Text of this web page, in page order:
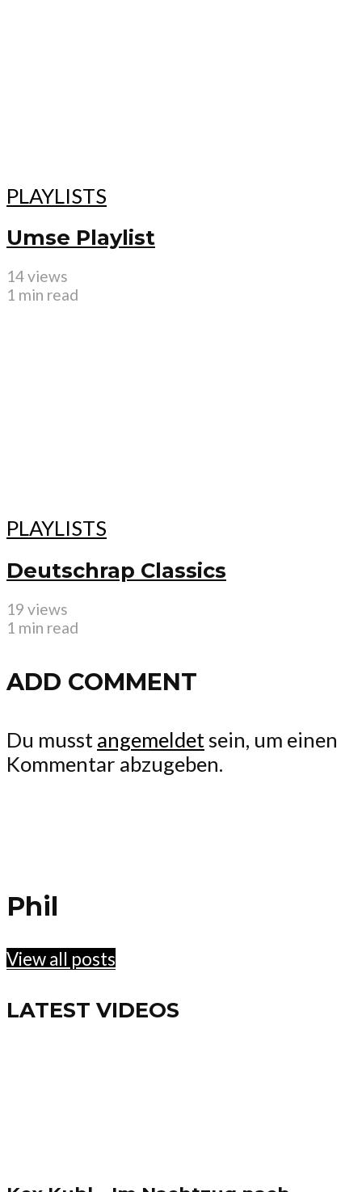
PLAYLISTS
Umse Playlist
14 views
1 min read
PLAYLISTS
Deutschrap Classics
19 views
1 min read
ADD COMMENT
Du musst angemeldet sein, um einen
Kommentar abzugeben.
Phil
View all posts
LATEST VIDEOS